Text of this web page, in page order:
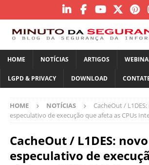
HOME NOTÍCIAS ARTIGOS
LGPD & PRIVACY DOWNLOAD
HOME NOTÍCIAS
CacheOut /
especulativo de execução que afeta as CPUs
CacheOut / L1DES:
especulativo de